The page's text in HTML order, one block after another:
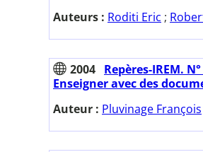
Auteurs : Roditi Eric ;
2004 Repères-IREM.
Enseigner avec des
Auteur : Pluvinage François